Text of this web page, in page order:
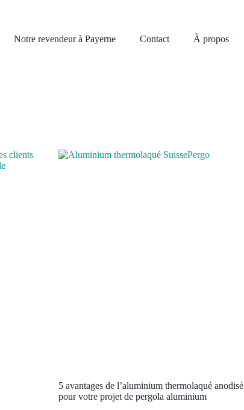
Notre revendeur à Payerne Contact À propos
5 avantages de l’aluminium thermolaqué anodisé
pour votre projet de pergola aluminium